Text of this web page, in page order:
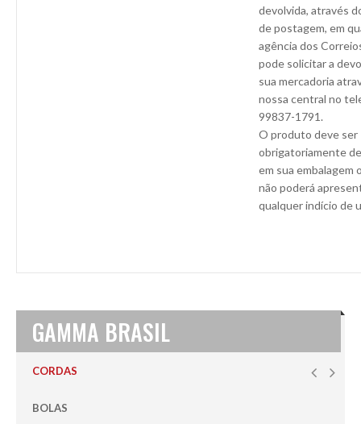
devolvida, através
de postagem, em
agência dos
pode solicitar a
sua mercadoria
nossa central no
99837-1791.
O produto deve ser
obrigatoriamente
em sua embalagem
não poderá
qualquer indício de
GAMMA BRASIL
CORDAS
BOLAS